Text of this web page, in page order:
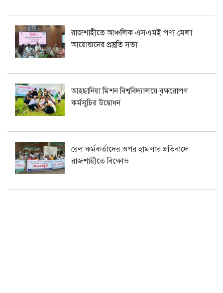
রাজশাহীতে আঞ্চলিক এসএমই পণ্য মেলা
আয়োজনের প্রস্তুতি সভা
আহছানিয়া মিশন বিশ্ববিদ্যালয়ে বৃক্ষরোপণ
কর্মসূচির উদ্বোধন
রেল কর্মকর্তাদের ওপর হামলার প্রতিবাদে
রাজশাহীতে বিক্ষোভ